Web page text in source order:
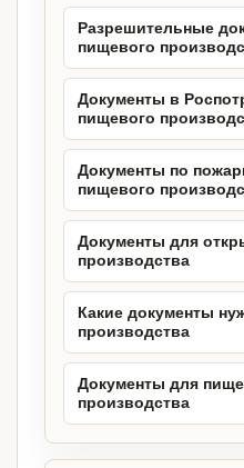
Разрешительные
пищевого
Документы в
пищевого
Документы по
пищевого
Документы для
производства
Какие документы
производства
Документы для
производства